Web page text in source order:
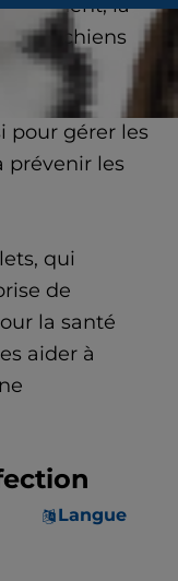
Langue
la
des chiens
non
les
pour gérer les
prévenir les
qui
de
la santé
aider à